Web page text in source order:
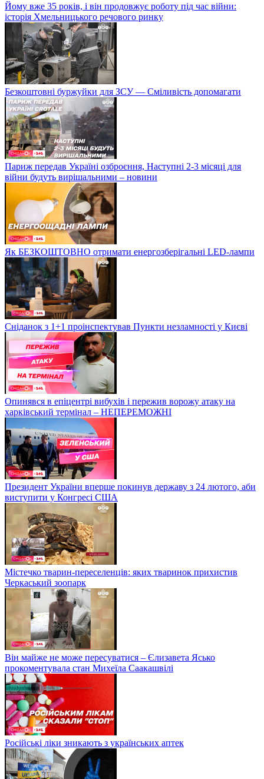
Йому вже 35 років, і він продовжує роботу під час війни:
історія Хмельницького речового ринку
Безкоштовні буржуйки для ЗСУ — Сміливість допомагати
Париж передав Україні озброєння, Наступні 2-3 місяці для
війни будуть вирішальними – новини
Як БЕЗКОШТОВНО отримати енергозберігальні LED-лампи
Сніданок з 1+1 проінспектував Пункти незламності у Києві
Опинявся в епіцентрі вибухів і пережив ворожу атаку на
харківський термінал – НЕПЕРЕМОЖНІ
Президент України вперше покинув державу з 24 лютого, аби
виступити у Конгресі США
Містечко тварин-переселенців: яких тваринок прихистив
Черкаський зоопарк
Він майже не може пересуватися – Єлизавета Ясько
прокоментувала стан Михеїла Саакашвілі
Російські ліки зникають з українських аптек